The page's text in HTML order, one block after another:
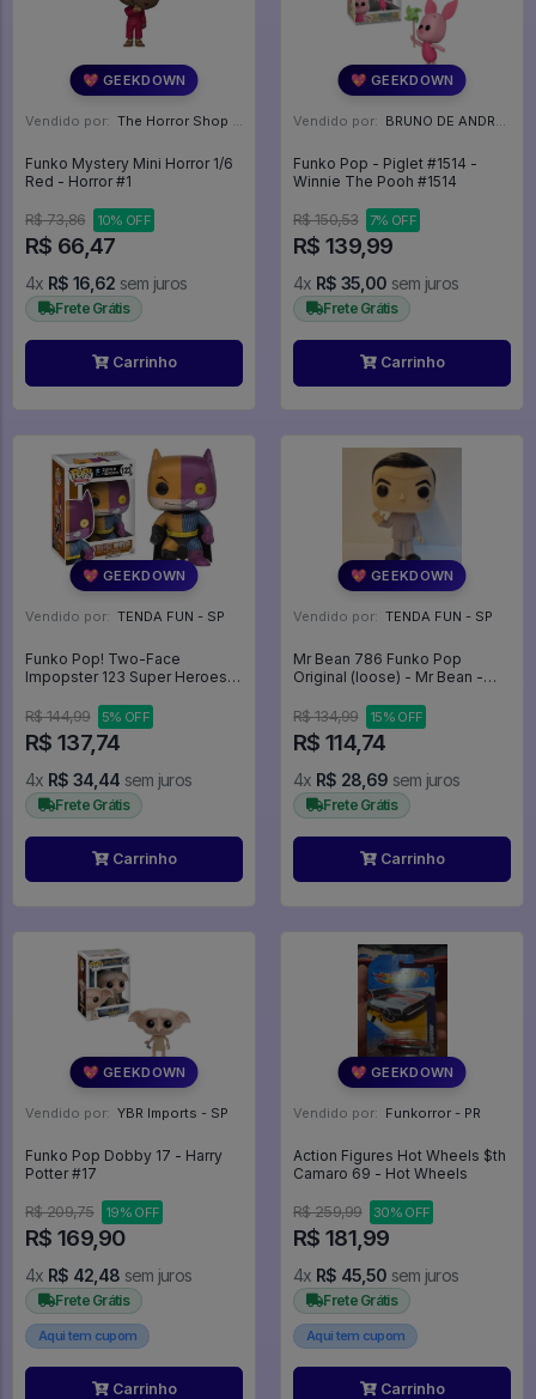
💖 GEEKDOWN
Vendido por: The Horror Shop - Colecionáveis - MG
Funko Mystery Mini Horror 1/6
Red - Horror #1
R$ 73,86 10% OFF
R$ 66,47
4x R$ 16,62 sem juros
Frete Grátis
Carrinho
💖 GEEKDOWN
Vendido por: BRUNO DE ANDRADE CLEMENTE - SC
Funko Pop - Piglet #1514 -
Winnie The Pooh #1514
R$ 150,53 7% OFF
R$ 139,99
4x R$ 35,00 sem juros
Frete Grátis
Carrinho
💖 GEEKDOWN
Vendido por: TENDA FUN - SP
Funko Pop! Two-Face
Impopster 123 Super Heroes
R$ 144,99
5% OFF
R$ 137,74
4x R$ 34,44 sem juros
Frete Grátis
Carrinho
💖 GEEKDOWN
Vendido por: TENDA FUN - SP
Mr Bean 786 Funko Pop
Original (loose) - Mr Bean -
FUNKO POP #786
R$ 134,99 15% OFF
R$ 114,74
4x R$ 28,69 sem juros
Frete Grátis
Carrinho
💖 GEEKDOWN
Vendido por: YBR Imports - SP
Funko Pop Dobby 17 - Harry
Potter #17
R$ 209,75 19% OFF
R$ 169,90
4x R$ 42,48 sem juros
Frete Grátis
Aqui tem cupom
Carrinho
💖 GEEKDOWN
Vendido por: Funkorror - PR
Action Figures Hot Wheels $th
Camaro 69 - Hot Wheels
R$ 259,99 30% OFF
R$ 181,99
4x R$ 45,50 sem juros
Frete Grátis
Aqui tem cupom
Carrinho